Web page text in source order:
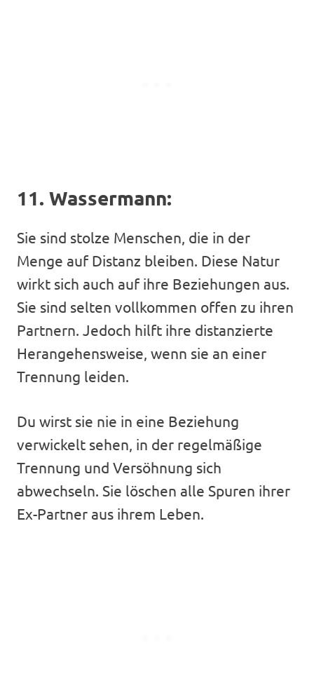
11. Wassermann:
Sie sind stolze Menschen, die in der
Menge auf Distanz bleiben. Diese Natur
wirkt sich auch auf ihre Beziehungen aus.
Sie sind selten vollkommen offen zu ihren
Partnern. Jedoch hilft ihre distanzierte
Herangehensweise, wenn sie an einer
Trennung leiden.
Du wirst sie nie in eine Beziehung
verwickelt sehen, in der regelmäßige
Trennung und Versöhnung sich
abwechseln. Sie löschen alle Spuren ihrer
Ex-Partner aus ihrem Leben.